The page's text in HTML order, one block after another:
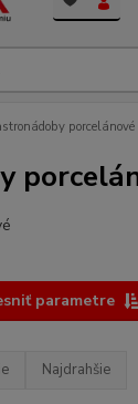
porcelánové
parametre
Najdrahšie